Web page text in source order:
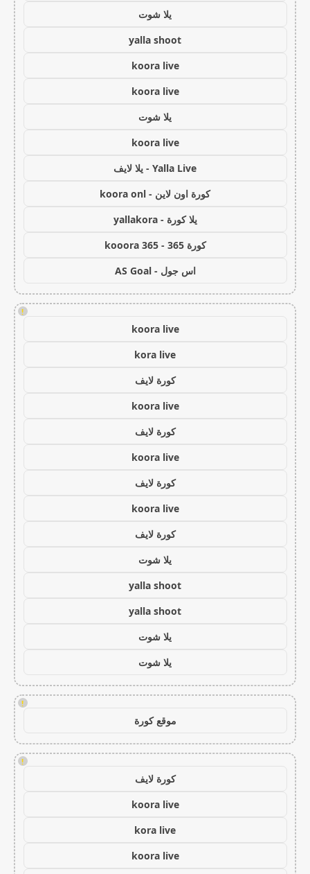
يلا شوت
yalla shoot
koora live
koora live
يلا شوت
koora live
Yalla Live - يلا لايف
كورة اون لاين - koora onl
يلا كورة - yallakora
كورة 365 - kooora 365
اس جول - AS Goal
!
koora live
kora live
كورة لايف
koora live
كورة لايف
koora live
كورة لايف
koora live
كورة لايف
يلا شوت
yalla shoot
yalla shoot
يلا شوت
يلا شوت
!
موقع كورة
!
كورة لايف
koora live
kora live
koora live